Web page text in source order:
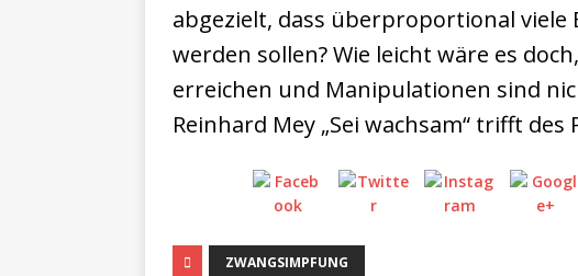
abgezielt, dass überproportional
werden sollen? Wie leicht wäre es
erreichen und Manipulationen sind
Reinhard Mey „Sei wachsam“ trifft des
ZWANGSIMPFUNG